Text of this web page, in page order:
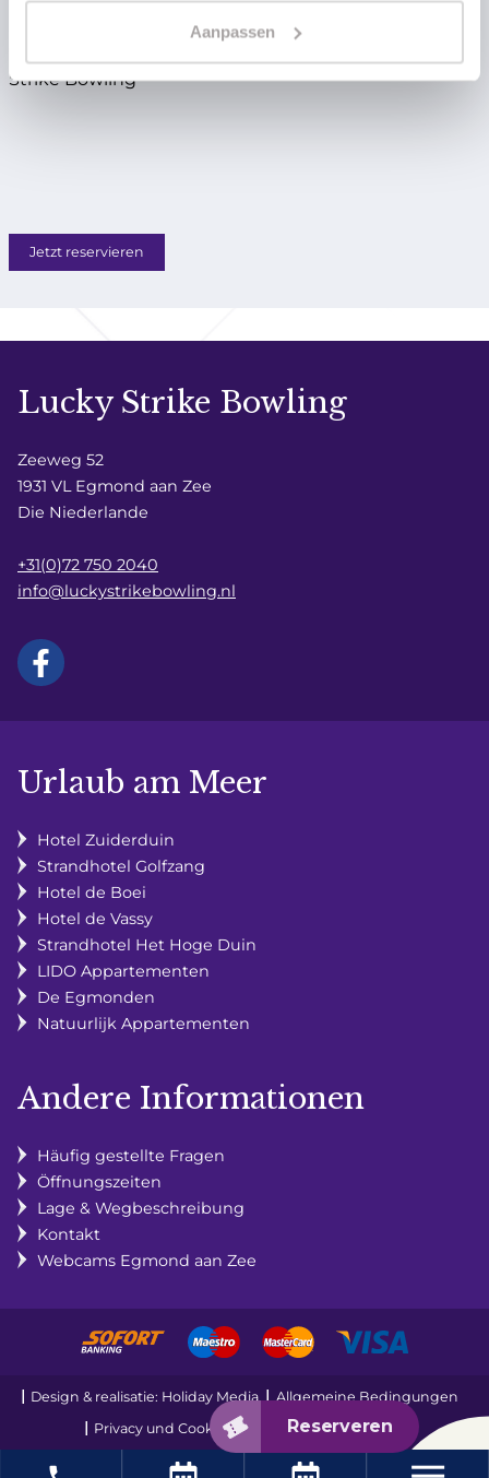
Aanpassen
Frage oder meinen Kommentar zu informieren.
Ich stimme den Datenschutzerklärung von Lucky
Strike Bowling*
Jetzt reservieren
Lucky Strike Bowling
Zeeweg 52
1931 VL Egmond aan Zee
Die Niederlande
+31(0)72 750 2040
info@luckystrikebowling.nl
Urlaub am Meer
Hotel Zuiderduin
Strandhotel Golfzang
Hotel de Boei
Hotel de Vassy
Strandhotel Het Hoge Duin
LIDO Appartementen
De Egmonden
Natuurlijk Appartementen
Andere Informationen
Häufig gestellte Fragen
Öffnungszeiten
Lage & Wegbeschreibung
Kontakt
Webcams Egmond aan Zee
Design & realisatie: Holiday Media
Allgemeine Bedingungen
Privacy und Cookies
Disclaimer Sitemap